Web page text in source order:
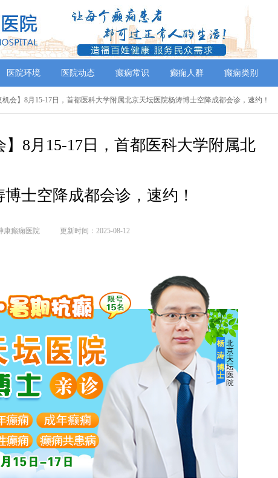
医院环境 医院动态 癫痫常识 癫痫人群 癫痫类别
会】8月15-17日，首都医科大学附属北京天坛医院杨涛博士空降成都会诊，速约！
8月15-17日，首都医科大学附属北
士空降成都会诊，速约！
康癫痫医院 更新时间：2025-08-12